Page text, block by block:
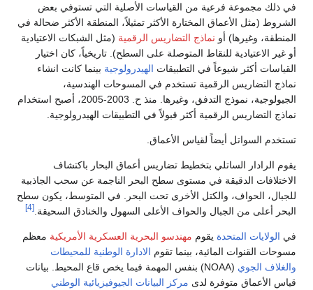
مجموعة فرعية من القياسات الأصلية التي تستوفي بعض
(مثل الأعماق المختارة الأكثر تمثيلاً، المنطقة الأكثر ضحالة في
وغيرها) أونماذج التضاريس الرقمية (مثل الشبكات الاعتيادية
الاعتيادية للنقاط المتوصلة على السطح). تاريخياً، كان اختيار
أكثر شيوعاً في التطبيقاتالهيدرولوجيةبينما كانت انشاء
التضاريس الرقمية تستخدم في المسوحات الهندسية،
الجيولوجية، نموذج التدفق، وغيرها. منذ ح. 2003-2005، أصبح استخدام
التضاريس الرقمية أكثر قبولاً في التطبيقات الهيدرولوجية.
السواتل أيضاً لقياس الأعماق.
الرادار الساتلي بتخطيط تضاريس أعماق البحار باكتشاف
الدقيقة في مستوى سطح البحر الناجمة عن سحب الجاذبية
الحواف، والكتل الأخرى تحت البحر. في المتوسط، يكون سطح
أعلى من الجبال والحواف الأعلى السهول والخنادق السحيقة.[4]
المتحدةيقوممهندسو البحرية العسكرية الأمريكيةمعظم
القنوات المائية، بينما تقومالادارة الوطنية للمحيطات
الجوي
(NOAA) بنفس المهمة فيما يخص قاع المحيط. بيانات
الأعماق متوفرة لدىمركز البيانات الجيوفيزيائية الوطني